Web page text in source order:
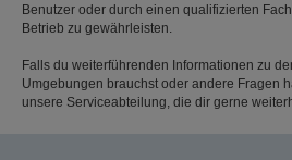
Benutzer oder durch einen qualifizierten
Betrieb zu gewährleisten.
Falls du weiterführenden Informationen zu
Umgebungen brauchst oder andere Fragen
unsere Serviceabteilung, die dir gerne